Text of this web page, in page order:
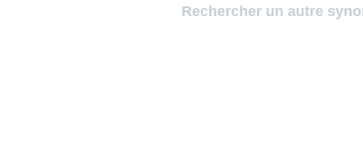
Rechercher un autre